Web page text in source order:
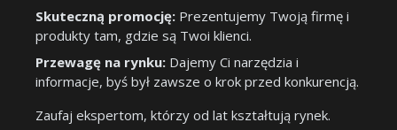
Skuteczną promocję: Prezentujemy Twoją firmę i
produkty tam, gdzie są Twoi klienci.
Przewagę na rynku: Dajemy Ci narzędzia i
informacje, byś był zawsze o krok przed konkurencją.
Zaufaj ekspertom, którzy od lat kształtują rynek.